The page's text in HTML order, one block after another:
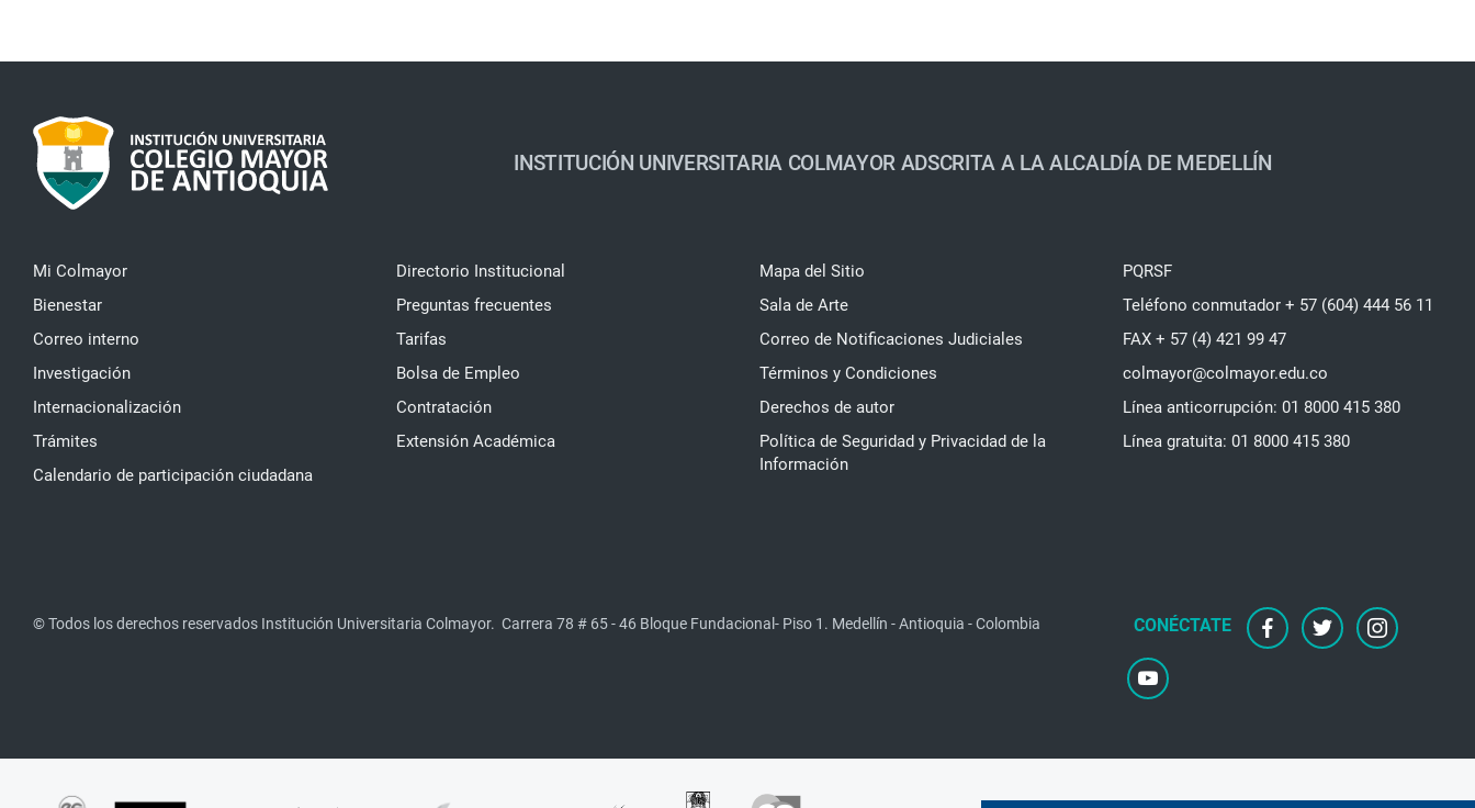
INSTITUCIÓN UNIVERSITARIA COLMAYOR ADSCRITA A LA ALCALDÍA DE MEDELLÍN
Mi Colmayor
Bienestar
Correo interno
Investigación
Internacionalización
Trámites
Calendario de participación ciudadana
Directorio Institucional
Preguntas frecuentes
Tarifas
Bolsa de Empleo
Contratación
Extensión Académica
Mapa del Sitio
Sala de Arte
Correo de Notificaciones Judiciales
Términos y Condiciones
Derechos de autor
Política de Seguridad y Privacidad de la
Información
PQRSF
Teléfono conmutador + 57 (604) 444 56 11
FAX + 57 (4) 421 99 47
colmayor@colmayor.edu.co
Línea anticorrupción: 01 8000 415 380
Línea gratuita: 01 8000 415 380
© Todos los derechos reservados Institución Universitaria Colmayor. Carrera 78 # 65 - 46 Bloque Fundacional- Piso 1. Medellín - Antioquia - Colombia